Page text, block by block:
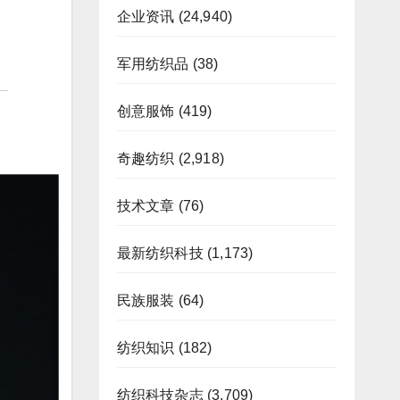
企业资讯 (24,940)
军用纺织品 (38)
创意服饰 (419)
奇趣纺织 (2,918)
技术文章 (76)
最新纺织科技(1,173)
民族服装 (64)
纺织知识 (182)
纺织科技杂志(3,709)